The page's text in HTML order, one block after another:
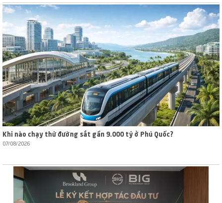
Khi nào chạy thử đường sắt gần 9.000 tỷ ở Phú Quốc?
07/08/2026